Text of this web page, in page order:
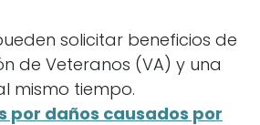
solicitar beneficios de
de Veteranos (VA) y una
mismo tiempo.
por daños causados por